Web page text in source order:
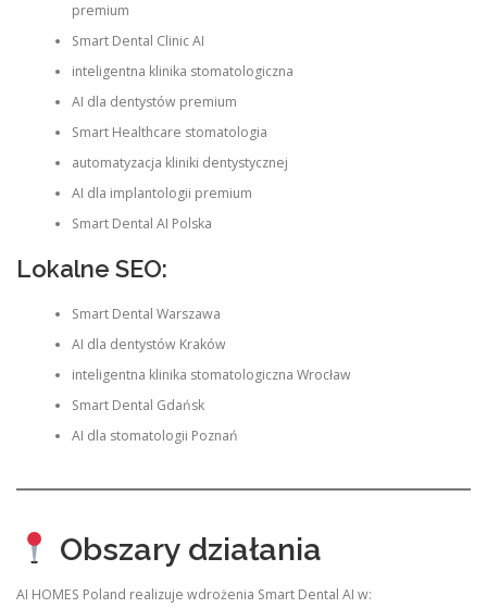
premium
Smart Dental Clinic AI
inteligentna klinika stomatologiczna
AI dla dentystów premium
Smart Healthcare stomatologia
automatyzacja kliniki dentystycznej
AI dla implantologii premium
Smart Dental AI Polska
Lokalne SEO:
Smart Dental Warszawa
AI dla dentystów Kraków
inteligentna klinika stomatologiczna Wrocław
Smart Dental Gdańsk
AI dla stomatologii Poznań
Obszary działania
AI HOMES Poland realizuje wdrożenia Smart Dental AI w: